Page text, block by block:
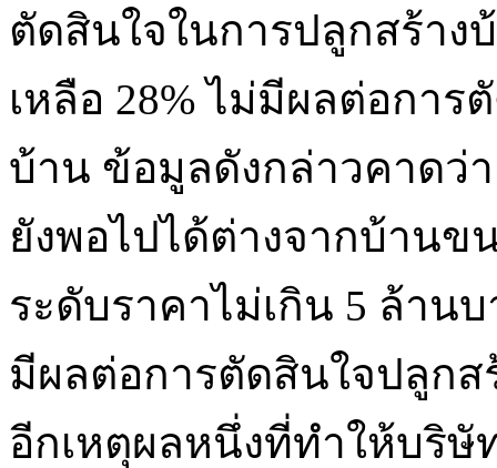
ตัดสินใจในการปลูกสร้าง
เหลือ 28% ไม่มีผลต่อการ
บ้าน ข้อมูลดังกล่าวคาดว่
ยังพอไปได้ต่างจากบ้านข
ระดับราคาไม่เกิน 5 ล้าน
มีผลต่อการตัดสินใจปลูกส
อีกเหตุผลหนึ่งที่ทำให้บริษั